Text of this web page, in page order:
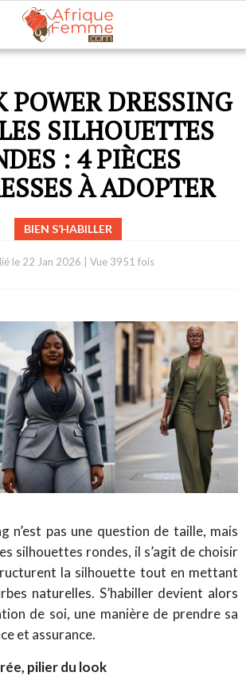
POWER DRESSING
SILHOUETTES
: 4 PIÈCES
À ADOPTER
BIEN S’HABILLER
le 22 Jan 2026 Vue 3951 fois
n’est pas une question de taille, mais
silhouettes rondes, il s’agit de choisir
la silhouette tout en mettant
naturelles. S’habiller devient alors
de soi, une manière de prendre sa
et assurance.
pilier du look